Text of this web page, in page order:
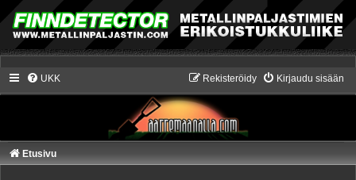
UKK Kirjaudu sisään
Rekisteröidy
Etusivu